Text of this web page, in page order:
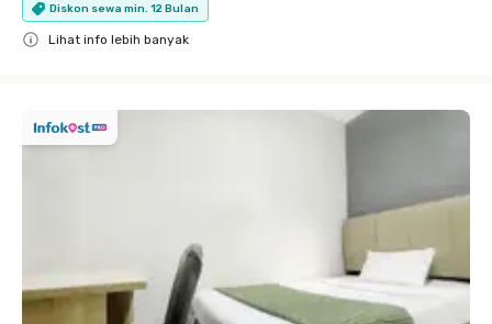
Diskon sewa min. 12 Bulan
Lihat info lebih banyak